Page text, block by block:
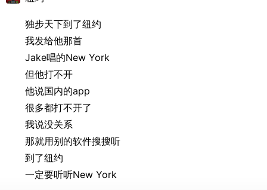
独步天下到了纽约
我发给他那首
Jake唱的New York
但他打不开
他说国内的app
很多都打不开了
我说没关系
那就用别的软件搜搜听
到了纽约
一定要听听New York